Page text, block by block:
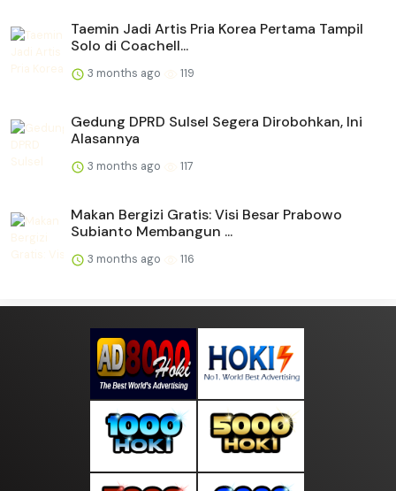
Taemin Jadi Artis Pria Korea Pertama Tampil
Solo di Coachell...
3 months ago 119
Gedung DPRD Sulsel Segera Dirobohkan, Ini
Alasannya
3 months ago 117
Makan Bergizi Gratis: Visi Besar Prabowo
Subianto Membangun ...
3 months ago 116